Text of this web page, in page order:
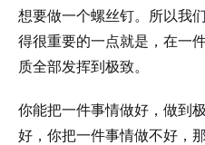
想要做一个螺丝钉。所以我
得很重要的一点就是，在一
质全部发挥到极致。
你能把一件事情做好，做到
好，你把一件事情做不好，